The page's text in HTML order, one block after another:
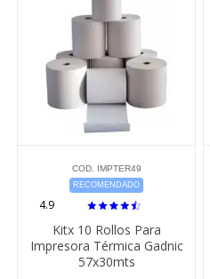
COD. IMPTER49
RECOMENDADO
4.9
Kitx 10 Rollos Para
Impresora Térmica Gadnic
57x30mts